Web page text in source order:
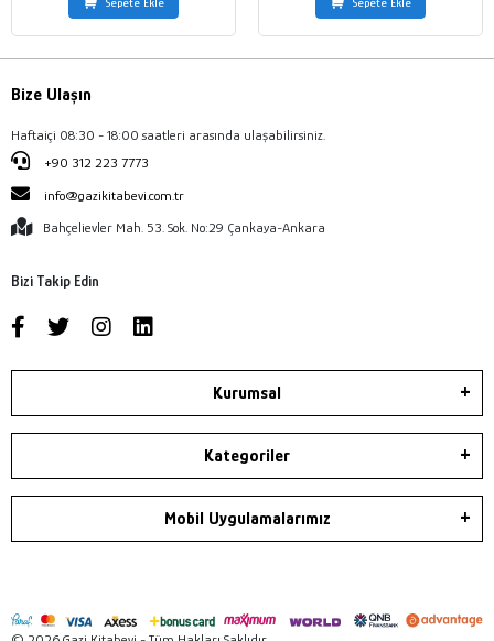
Bize Ulaşın
Haftaiçi 08:30 - 18:00 saatleri arasında ulaşabilirsiniz.
+90 312 223 7773
info@gazikitabevi.com.tr
Bahçelievler Mah. 53. Sok. No:29 Çankaya-Ankara
Bizi Takip Edin
Kurumsal
Kategoriler
Mobil Uygulamalarımız